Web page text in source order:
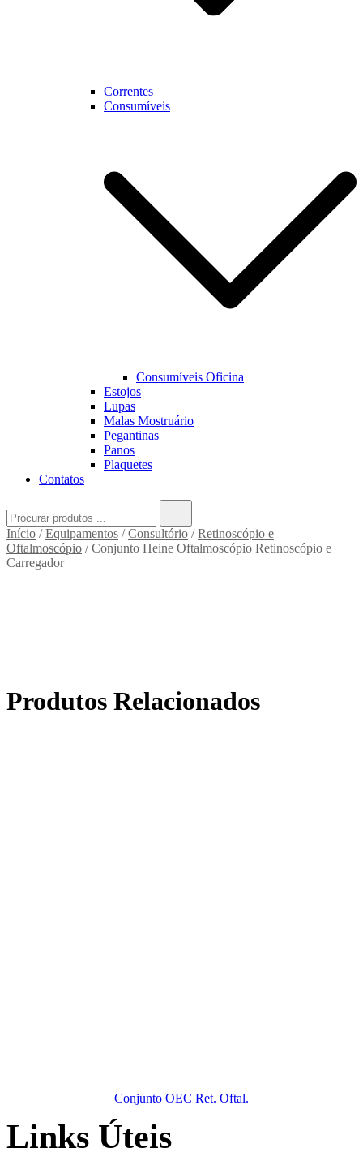
Correntes
Consumíveis
Consumíveis Oficina
Estojos
Lupas
Malas Mostruário
Pegantinas
Panos
Plaquetes
Contatos
for:
Início /Equipamentos /Consultório /Retinoscópio e
Oftalmoscópio / Conjunto Heine Oftalmoscópio Retinoscópio e
Carregador
Produtos Relacionados
Conjunto OEC Ret. Oftal.
Links Úteis